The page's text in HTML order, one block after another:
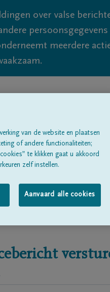
over valse
meerdere
van de website en plaatsen
of andere functionaliteiten;
te klikken gaat u akkoord
zelf instellen.
Aanvaard alle cookies